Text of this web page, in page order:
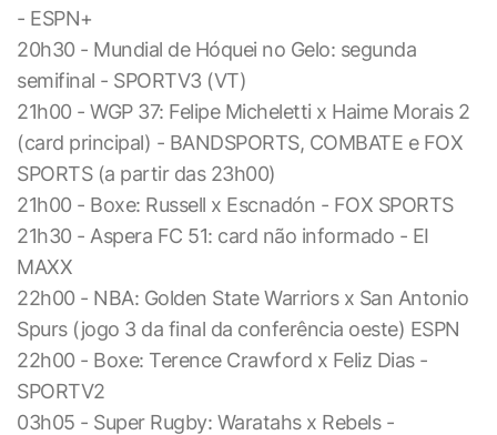
- ESPN+
20h30 - Mundial de Hóquei no Gelo: segunda
semifinal - SPORTV3 (VT)
21h00 - WGP 37: Felipe Micheletti x Haime Morais 2
(card principal) - BANDSPORTS, COMBATE e FOX
SPORTS (a partir das 23h00)
21h00 - Boxe: Russell x Escnadón - FOX SPORTS
21h30 - Aspera FC 51: card não informado - EI
MAXX
22h00 - NBA: Golden State Warriors x San Antonio
Spurs (jogo 3 da final da conferência oeste) ESPN
22h00 - Boxe: Terence Crawford x Feliz Dias -
SPORTV2
03h05 - Super Rugby: Waratahs x Rebels -